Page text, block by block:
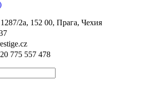
2a, 152 00, Прага, Чехия
775 557 478